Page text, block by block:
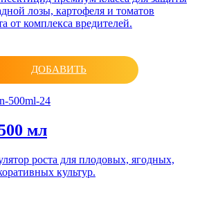
лозы, картофеля и томатов
от комплекса вредителей.
ДОБАВИТЬ
мл
роста для плодовых, ягодных,
культур.